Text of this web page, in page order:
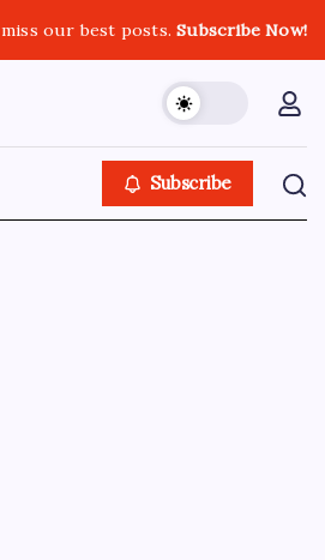
our best posts.Subscribe Now!
Subscribe